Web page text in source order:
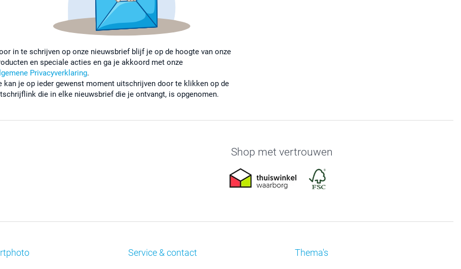
in te schrijven op onze nieuwsbrief blijf je op de hoogte van onze
en speciale acties en ga je akkoord met onze
Privacyverklaring.
kan je op ieder gewenst moment uitschrijven door te klikken op de
die in elke nieuwsbrief die je ontvangt, is opgenomen.
Shop met vertrouwen
Service & contact Thema's